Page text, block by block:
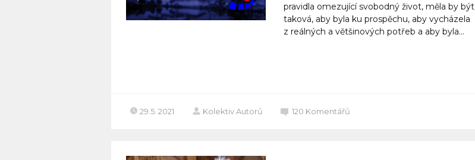
pravidla omezující svobodný život, měla by být
taková, aby byla ku prospěchu, aby vycházela
z reálných a většinových potřeb a aby byla...
29.5. 2021 Kolektiv Autorů 120 Komentářů